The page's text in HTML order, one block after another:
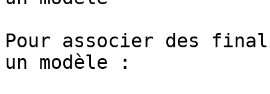
Pour associer des
un modèle :